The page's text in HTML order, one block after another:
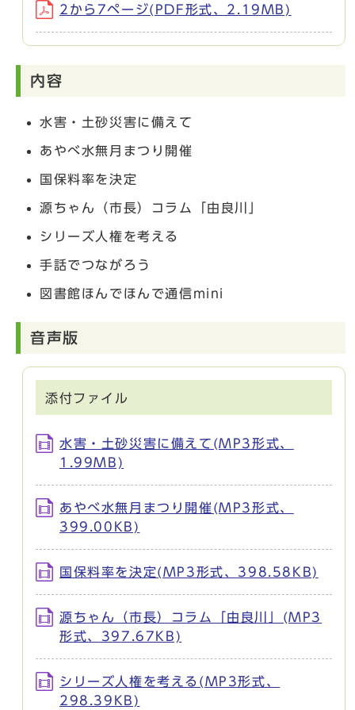
2から7ページ(PDF形式、2.19MB)
内容
水害・土砂災害に備えて
あやべ水無月まつり開催
国保料率を決定
源ちゃん（市長）コラム「由良川」
シリーズ人権を考える
手話でつながろう
図書館ほんでほんで通信mini
音声版
添付ファイル
水害・土砂災害に備えて(MP3形式、
1.99MB)
あやべ水無月まつり開催(MP3形式、
399.00KB)
国保料率を決定(MP3形式、398.58KB)
源ちゃん（市長）コラム「由良川」(MP3
形式、397.67KB)
シリーズ人権を考える(MP3形式、
298.39KB)